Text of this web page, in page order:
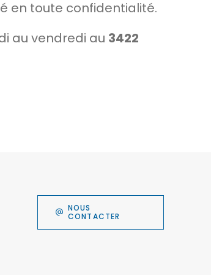
en toute confidentialité.
au vendredi au 3422
NOUS
CONTACTER